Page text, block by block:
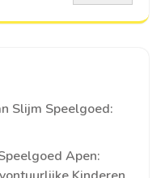
Slijm Speelgoed:
Apen: